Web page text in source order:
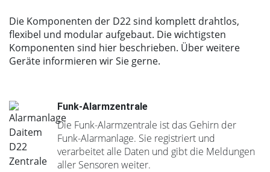
Die Komponenten der D22 sind komplett drahtlos,
flexibel und modular aufgebaut. Die wichtigsten
Komponenten sind hier beschrieben. Über weitere
Geräte informieren wir Sie gerne.
Funk-Alarmzentrale
Die Funk-Alarmzentrale ist das Gehirn der
Funk-Alarmanlage. Sie registriert und
verarbeitet alle Daten und gibt die Meldungen
aller Sensoren weiter.